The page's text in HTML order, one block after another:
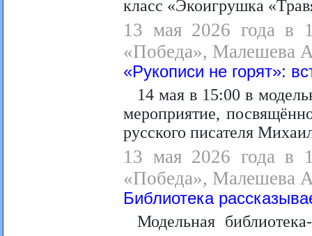
класс «Экоигрушка
13 мая 2026 года в
«Победа», Малешева
«Рукописи не горят»:
14 мая в 15:00 в
мероприятие,
русского писателя
13 мая 2026 года в
«Победа», Малешева
Библиотека
Модельная